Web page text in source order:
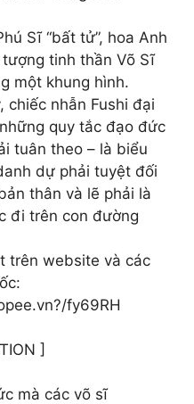
Sĩ “bất tử”, hoa Anh
tượng tinh thần Võ Sĩ
một khung hình.
chiếc nhẫn Fushi đại
quy tắc đạo đức
tuân theo – là biểu
dự phải tuyệt đối
thân và lẽ phải là
đi trên con đường
trên website và các
fy69RH
]
mà các võ sĩ